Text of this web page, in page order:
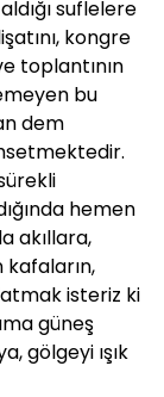
suflelere
kongre
toplantının
bu
dem
hemen
akıllara,
isteriz ki
güneş
gölgeyi ışık